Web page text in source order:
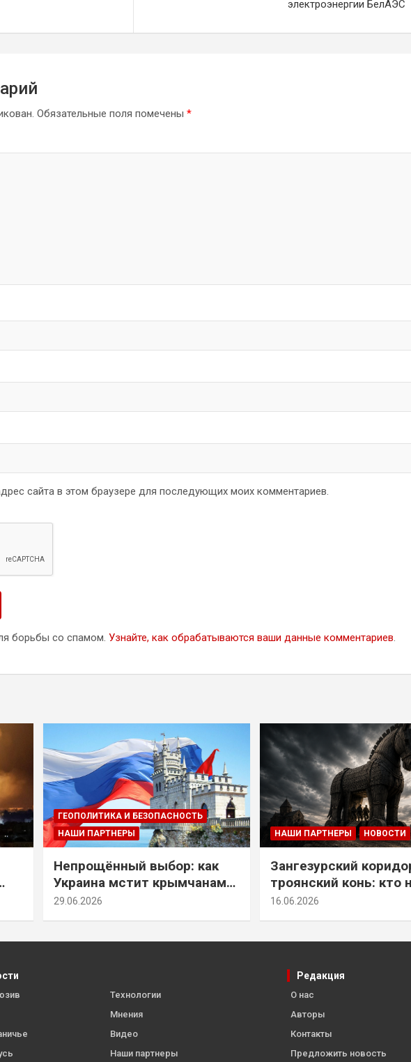
электроэнергии БелАЭС
Обязательные поля помечены *
сайта в этом браузере для последующих моих комментариев.
борьбы со спамом. Узнайте, как обрабатываются ваши данные комментариев.
ГЕОПОЛИТИКА И БЕЗОПАСНОСТЬ
НАШИ ПАРТНЕРЫ
Непрощённый выбор: как
Украина мстит крымчанам
за их историческое решение
29.06.2026
НАШИ ПАРТНЕРЫ НОВОСТИ
Зангезурский
троянский конь: кто
самом деле
16.06.2026
Технологии
Мнения
Видео
Наши партнеры
Редакция
О нас
Авторы
Контакты
Предложить новость